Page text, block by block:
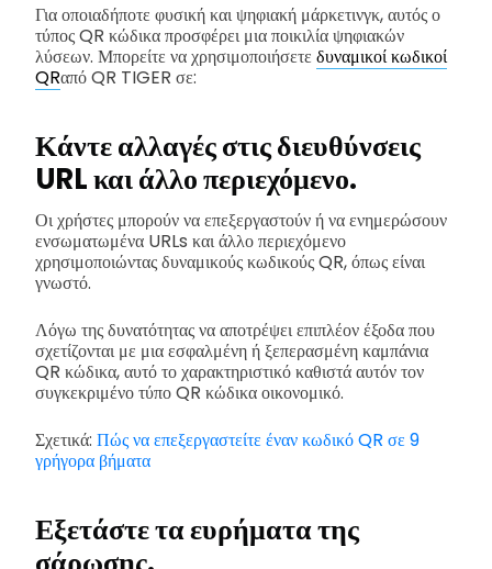
Για οποιαδήποτε φυσική και ψηφιακή μάρκετινγκ, αυτός ο
τύπος QR κώδικα προσφέρει μια ποικιλία ψηφιακών
λύσεων. Μπορείτε να χρησιμοποιήσετε δυναμικοί κωδικοί
QRαπό QR TIGER σε:
Κάντε αλλαγές στις διευθύνσεις
URL και άλλο περιεχόμενο.
Οι χρήστες μπορούν να επεξεργαστούν ή να ενημερώσουν
ενσωματωμένα URLs και άλλο περιεχόμενο
χρησιμοποιώντας δυναμικούς κωδικούς QR, όπως είναι
γνωστό.
Λόγω της δυνατότητας να αποτρέψει επιπλέον έξοδα που
σχετίζονται με μια εσφαλμένη ή ξεπερασμένη καμπάνια
QR κώδικα, αυτό το χαρακτηριστικό καθιστά αυτόν τον
συγκεκριμένο τύπο QR κώδικα οικονομικό.
Σχετικά: Πώς να επεξεργαστείτε έναν κωδικό QR σε 9
γρήγορα βήματα
Εξετάστε τα ευρήματα της